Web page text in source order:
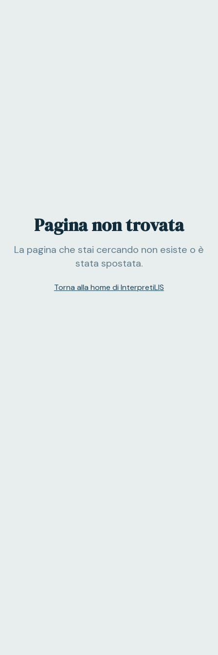
Pagina non trovata
La pagina che stai cercando non esiste o è
stata spostata.
Torna alla home di InterpretiLIS